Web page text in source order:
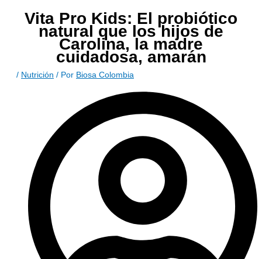
Vita Pro Kids: El probiótico
natural que los hijos de
Carolina, la madre
cuidadosa, amarán
/ Nutrición / Por Biosa Colombia